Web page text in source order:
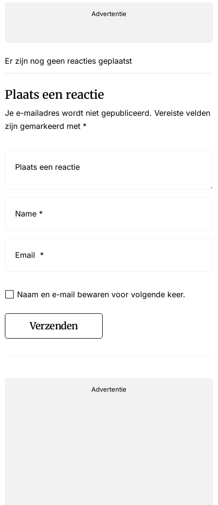
Advertentie
Er zijn nog geen reacties geplaatst
Plaats een reactie
Je e-mailadres wordt niet gepubliceerd. Vereiste velden
zijn gemarkeerd met *
Naam en e-mail bewaren voor volgende keer.
Verzenden
Advertentie